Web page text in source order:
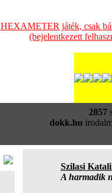
HEXAMETER játék, csak
(bejelentkezett
2857
dokk.hu
Szilasi
A harmadik